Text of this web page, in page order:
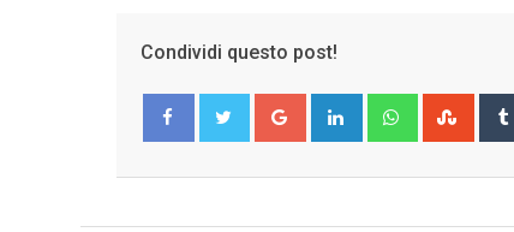
Condividi questo post!
Google+ LinkedIn Whatsapp